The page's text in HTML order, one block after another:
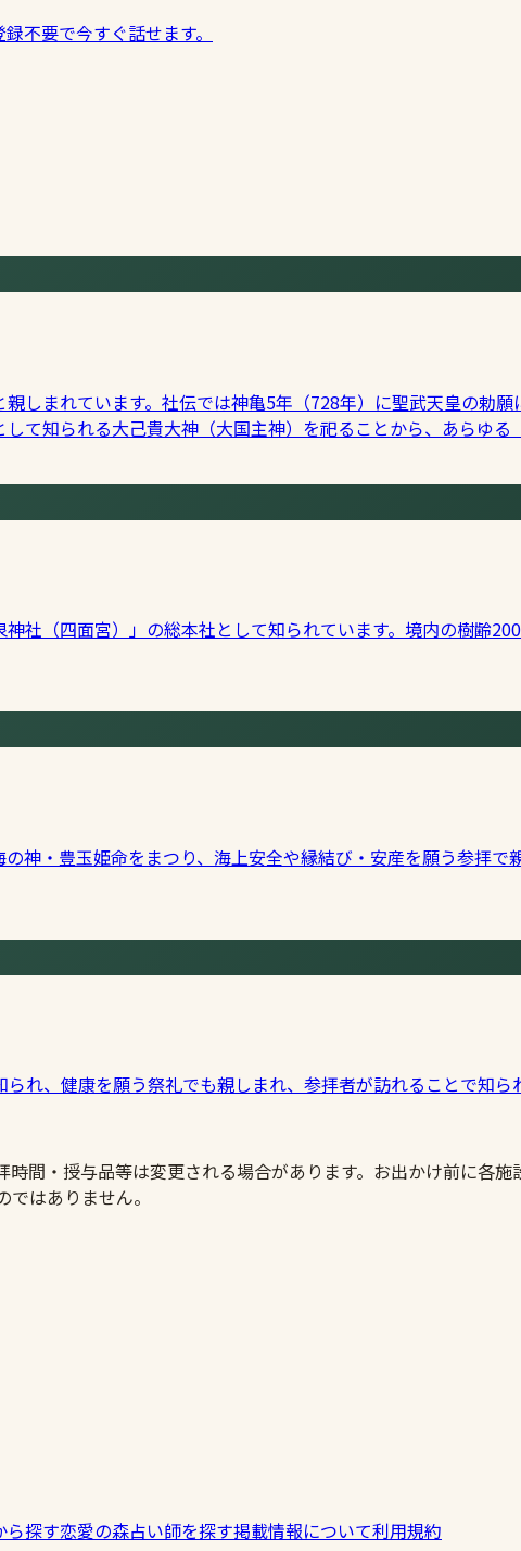
不要で今すぐ話せます。
しまれています。社伝では神亀5年（728年）に聖武天皇の勅
て知られる大己貴大神（大国主神）を祀ることから、あらゆ
社（四面宮）」の総本社として知られています。境内の樹齢
神・豊玉姫命をまつり、海上安全や縁結び・安産を願う参拝
れ、健康を願う祭礼でも親しまれ、参拝者が訪れることで知ら
間・授与品等は変更される場合があります。お出かけ前に各
はありません。
ら探す恋愛の森占い師を探す掲載情報について利用規約